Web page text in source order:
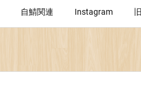
自鯖関連 Instagram